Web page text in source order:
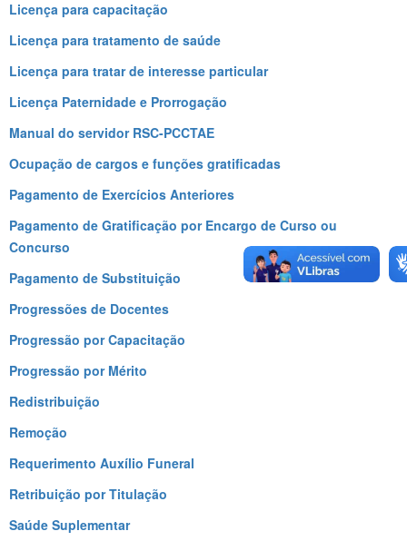
Licença para capacitação
Licença para tratamento de saúde
Licença para tratar de interesse particular
Licença Paternidade e Prorrogação
Manual do servidor RSC-PCCTAE
Ocupação de cargos e funções gratificadas
Pagamento de Exercícios Anteriores
Pagamento de Gratificação por Encargo de Curso ou
Concurso
Pagamento de Substituição
Progressões de Docentes
Progressão por Capacitação
Progressão por Mérito
Redistribuição
Remoção
Requerimento Auxílio Funeral
Retribuição por Titulação
Saúde Suplementar